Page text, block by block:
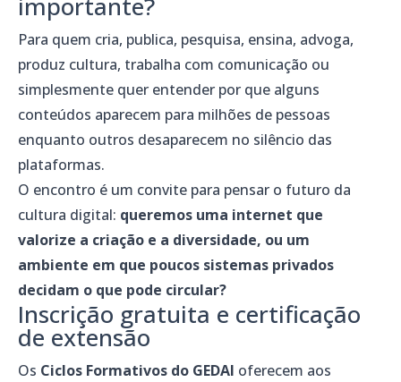
Para quem cria, publica, pesquisa, ensina, advoga,
produz cultura, trabalha com comunicação ou
simplesmente quer entender por que alguns
conteúdos aparecem para milhões de pessoas
enquanto outros desaparecem no silêncio das
plataformas.
O encontro é um convite para pensar o futuro da
cultura digital: queremos uma internet que
valorize a criação e a diversidade, ou um
ambiente em que poucos sistemas privados
decidam o que pode circular?
Inscrição gratuita e certificação
de extensão
Os Ciclos Formativos do GEDAI oferecem aos